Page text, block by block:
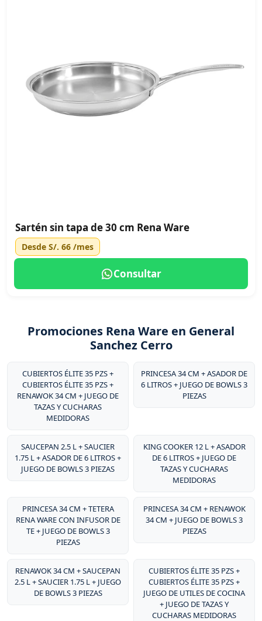
Sartén sin tapa de 30 cm Rena Ware
Desde S/. 66 /mes
Consultar
Promociones Rena Ware en General
Sanchez Cerro
CUBIERTOS ÉLITE 35 PZS +
CUBIERTOS ÉLITE 35 PZS +
RENAWOK 34 CM + JUEGO DE
TAZAS Y CUCHARAS
MEDIDORAS
PRINCESA 34 CM + ASADOR DE
6 LITROS + JUEGO DE BOWLS 3
PIEZAS
SAUCEPAN 2.5 L + SAUCIER
1.75 L + ASADOR DE 6 LITROS +
JUEGO DE BOWLS 3 PIEZAS
KING COOKER 12 L + ASADOR
DE 6 LITROS + JUEGO DE
TAZAS Y CUCHARAS
MEDIDORAS
PRINCESA 34 CM + TETERA
RENA WARE CON INFUSOR DE
TE + JUEGO DE BOWLS 3
PIEZAS
PRINCESA 34 CM + RENAWOK
34 CM + JUEGO DE BOWLS 3
PIEZAS
RENAWOK 34 CM + SAUCEPAN
2.5 L + SAUCIER 1.75 L + JUEGO
DE BOWLS 3 PIEZAS
CUBIERTOS ÉLITE 35 PZS +
CUBIERTOS ÉLITE 35 PZS +
JUEGO DE UTILES DE COCINA
+ JUEGO DE TAZAS Y
CUCHARAS MEDIDORAS